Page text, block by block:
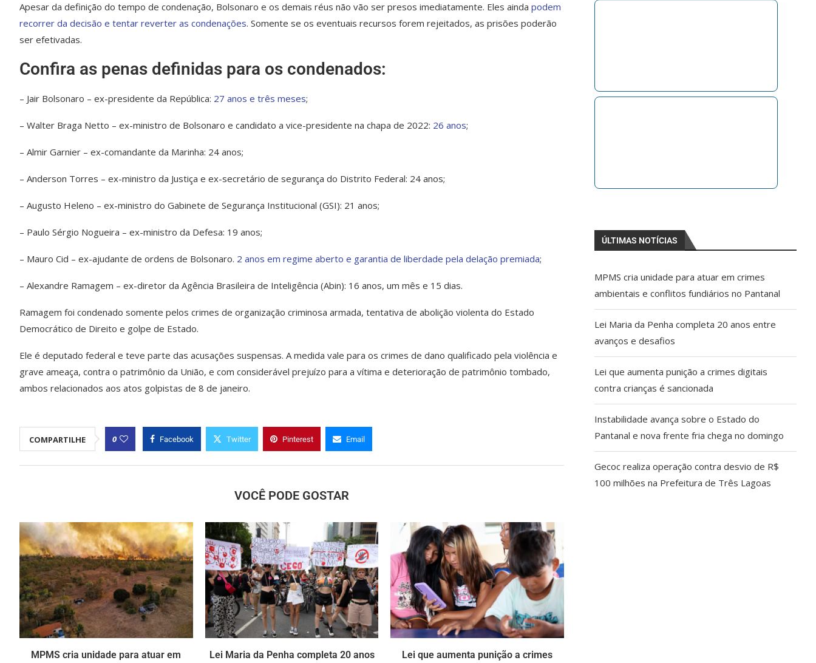
Apesar da definição do tempo de condenação, Bolsonaro e os demais réus não vão ser presos imediatamente. Eles ainda podem
recorrer da decisão e tentar reverter as condenações. Somente se os eventuais recursos forem rejeitados, as prisões poderão
ser efetivadas.
Confira as penas definidas para os condenados:
– Jair Bolsonaro – ex-presidente da República: 27 anos e três meses;
– Walter Braga Netto – ex-ministro de Bolsonaro e candidato a vice-presidente na chapa de 2022: 26 anos;
– Almir Garnier – ex-comandante da Marinha: 24 anos;
– Anderson Torres – ex-ministro da Justiça e ex-secretário de segurança do Distrito Federal: 24 anos;
– Augusto Heleno – ex-ministro do Gabinete de Segurança Institucional (GSI): 21 anos;
– Paulo Sérgio Nogueira – ex-ministro da Defesa: 19 anos;
– Mauro Cid – ex-ajudante de ordens de Bolsonaro. 2 anos em regime aberto e garantia de liberdade pela delação premiada;
– Alexandre Ramagem – ex-diretor da Agência Brasileira de Inteligência (Abin): 16 anos, um mês e 15 dias.
Ramagem foi condenado somente pelos crimes de organização criminosa armada, tentativa de abolição violenta do Estado
Democrático de Direito e golpe de Estado.
Ele é deputado federal e teve parte das acusações suspensas. A medida vale para os crimes de dano qualificado pela violência e
grave ameaça, contra o patrimônio da União, e com considerável prejuízo para a vítima e deterioração de patrimônio tombado,
ambos relacionados aos atos golpistas de 8 de janeiro.
COMPARTILHE 0 Facebook Twitter Pinterest Email
VOCÊ PODE GOSTAR
MPMS cria unidade para atuar em
Lei Maria da Penha completa 20 anos
Lei que aumenta punição a crimes
ÚLTIMAS NOTÍCIAS
MPMS cria unidade para atuar em crimes
ambientais e conflitos fundiários no Pantanal
Lei Maria da Penha completa 20 anos entre
avanços e desafios
Lei que aumenta punição a crimes digitais
contra crianças é sancionada
Instabilidade avança sobre o Estado do
Pantanal e nova frente fria chega no domingo
Gecoc realiza operação contra desvio de R$
100 milhões na Prefeitura de Três Lagoas